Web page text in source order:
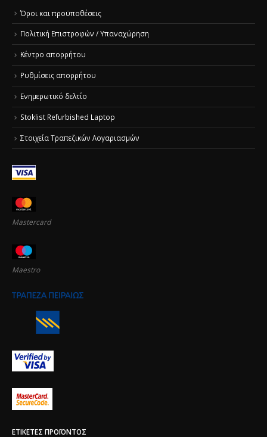
Όροι και προϋποθέσεις
Πολιτική Επιστροφών / Υπαναχώρηση
Κέντρο απορρήτου
Ρυθμίσεις απορρήτου
Ενημερωτικό δελτίο
Stoklist Refurbished Laptop
Στοιχεία Τραπεζικών Λογαριασμών
Mastercard
Maestro
ΕΤΙΚΈΤΕΣ ΠΡΟΪΌΝΤΟΣ